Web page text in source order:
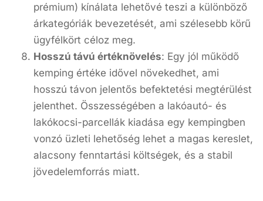
prémium) kínálata lehetővé teszi a különböző
árkategóriák bevezetését, ami szélesebb körű
ügyfélkört céloz meg.
Hosszú távú értéknövelés: Egy jól működő
kemping értéke idővel növekedhet, ami
hosszú távon jelentős befektetési megtérülést
jelenthet. Összességében a lakóautó- és
lakókocsi-parcellák kiadása egy kempingben
vonzó üzleti lehetőség lehet a magas kereslet,
alacsony fenntartási költségek, és a stabil
jövedelemforrás miatt.